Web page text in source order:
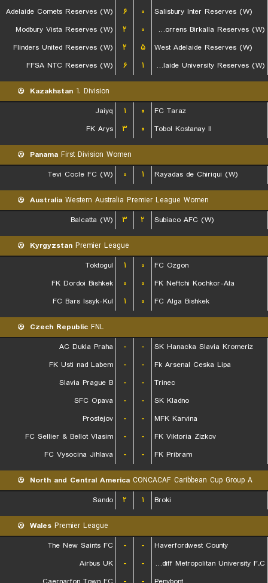
Adelaide Comets Reserves (W)
۶ ۰
Salisbury Inter Reserves (W)
Modbury Vista Reserves (W)
۲ ۰
West Torrens Birkalla Reserves (W)
Flinders United Reserves (W)
۲ ۵
West Adelaide Reserves (W)
FFSA NTC Reserves (W)
۶ ۱ Adelaide University Reserves (W)
Kazakhstan 1. Division
Jaiyq
۱ ۰
FC Taraz
FK Arys
۳ ۰ Tobol Kostanay II
Panama First Division Women
Tevi Cocle FC (W)
۰ ۱ Rayadas de Chiriqui (W)
Australia Western Australia Premier League Women
Balcatta (W)
۳ ۲ Subiaco AFC (W)
Kyrgyzstan Premier League
Toktogul
۱ ۰
FC Ozgon
FK Dordoi Bishkek
۰ ۰
FK Neftchi Kochkor-Ata
FC Bars Issyk-Kul
۱ ۰ FC Alga Bishkek
Czech Republic FNL
AC Dukla Praha
- -
SK Hanacka Slavia Kromeriz
FK Usti nad Labem
- -
Fk Arsenal Ceska Lipa
Slavia Prague B
- -
Trinec
SFC Opava
- -
SK Kladno
Prostejov
- -
MFK Karvina
FC Sellier & Bellot Vlasim
- -
FK Viktoria Zizkov
FC Vysocina Jihlava
- - FK Pribram
North and Central America CONCACAF Caribbean Cup Group A
Sando
۲ ۱ Broki
Wales Premier League
The New Saints FC
- -
Haverfordwest County
Airbus UK
- -
Cardiff Metropolitan University F.C.